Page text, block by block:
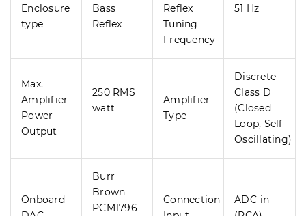
Enclosure
type
Bass
Reflex
Reflex
Tuning
Frequency
51 Hz
Max.
Amplifier
Power
Output
250 RMS
watt
Amplifier
Type
Discrete
Class D
(Closed
Loop, Self
Oscillating)
Onboard
Burr
Brown
PCM1796
Connection
ADC-in